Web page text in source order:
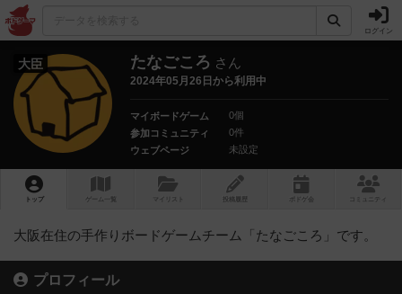
ログイン
大臣 たなごころ さん
2024年05月26日から利用中
マイボードゲーム
0個
参加コミュニティ
0件
ウェブページ
未設定
トップ ゲーム一覧 マイリスト 投稿履歴 ボ ドゲ コミュニティ
大阪在住の手作りボードゲームチーム「たなごころ」です。
プロフィール